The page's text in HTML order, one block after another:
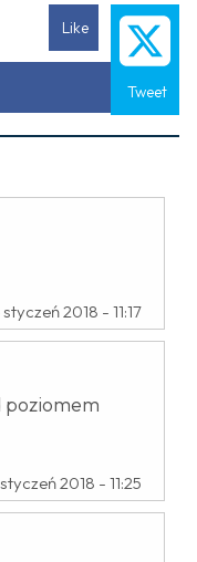
Like
Tweet
styczeń 2018 - 11:17
poziomem
2018 - 11:25